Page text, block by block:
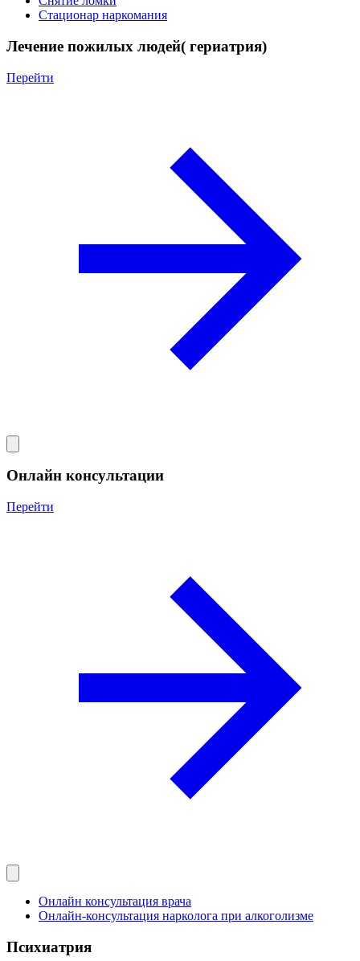
Стационар наркомания
Лечение пожилых людей( гериатрия)
Перейти
Онлайн консультации
Перейти
Онлайн консультация врача
Онлайн-консультация нарколога при алкоголизме
Психиатрия